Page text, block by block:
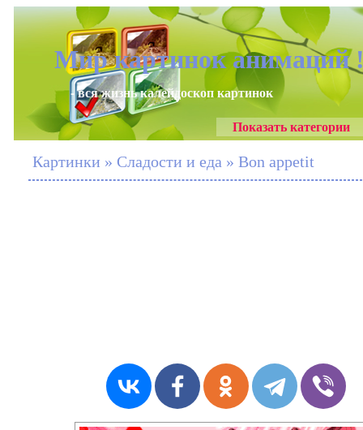
Мир картинок анимаций
- вся жизнь калейдоскоп картинок
Показать категории
Картинки » Сладости и еда » Bon appetit